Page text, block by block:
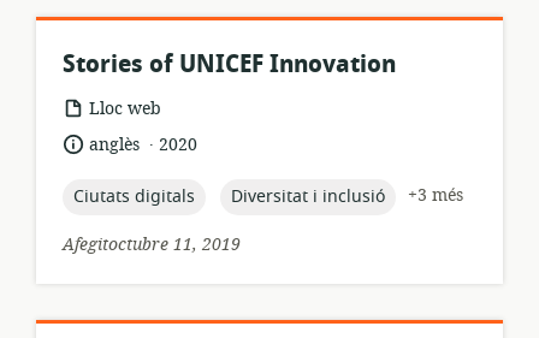
Stories of UNICEF Innovation
format
recursos:
Lloc web
idioma:
anglès .
data
publicació:
2020
topic:
Ciutats digitals topic:
Diversitat i inclusió
+3 més
Afegitoctubre 11, 2019